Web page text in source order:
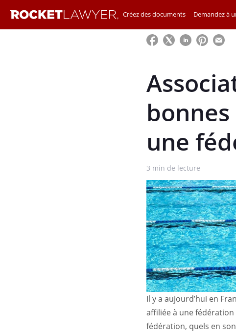
Créez des documents Demandez à
une
3 min de lecture
Il y a aujourd’hui en
affiliée à une fédération
fédération, quels en